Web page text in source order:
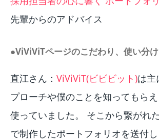
先輩からのアドバイス
●ViViViTページのこだわり、使い分け
直江さん： ViViViT(ビビビット)は主
プローチや僕のことを知ってもら
使っていました。 そこから繋がれ
で制作したポートフォリオを送付し